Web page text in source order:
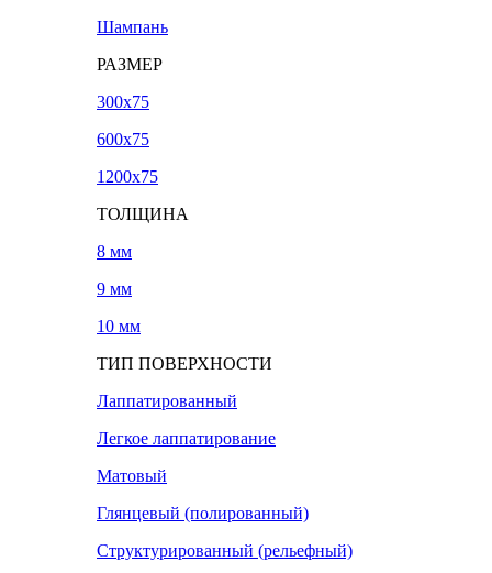
Шампань
РАЗМЕР
300х75
600х75
1200х75
ТОЛЩИНА
8 мм
9 мм
10 мм
ТИП ПОВЕРХНОСТИ
Лаппатированный
Легкое лаппатирование
Матовый
Глянцевый (полированный)
Структурированный (рельефный)